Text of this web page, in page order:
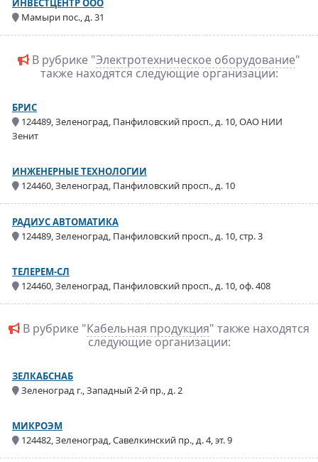
ИНВЕСТЦЕНТР ООО
Мамыри пос., д. 31
В рубрике "Электротехническое оборудование"
также находятся следующие организации:
БРИС
124489, Зеленоград, Панфиловский просп., д. 10, ОАО НИИ
Зенит
ИНЖЕНЕРНЫЕ ТЕХНОЛОГИИ
124460, Зеленоград, Панфиловский просп., д. 10
РАДИУС АВТОМАТИКА
124489, Зеленоград, Панфиловский просп., д. 10, стр. 3
ТЕЛЕРЕМ-СЛ
124460, Зеленоград, Панфиловский просп., д. 10, оф. 408
В рубрике "Кабельная продукция" также находятся
следующие организации:
ЗЕЛКАБСНАБ
Зеленоград г., Западный 2-й пр., д. 2
МИКРОЭМ
124482, Зеленоград, Савелкинский пр., д. 4, эт. 9